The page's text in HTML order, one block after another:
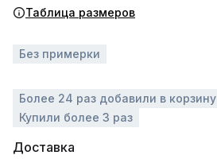
Таблица размеров
Без примерки
Более 24 раз добавили в корзину
Купили более 3 раз
Доставка